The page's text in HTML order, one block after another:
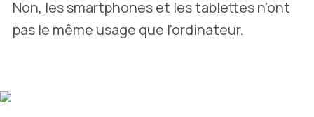
Non, les smartphones et les tablettes n'ont
pas le même usage que l'ordinateur.